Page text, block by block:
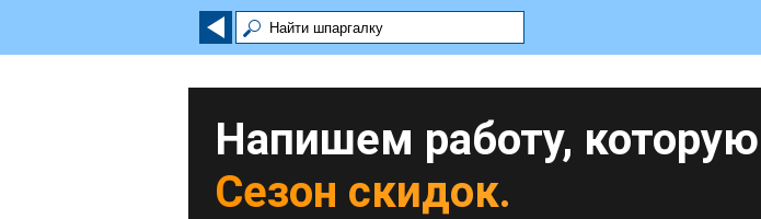
Напишем работу,
Сезон скидок.